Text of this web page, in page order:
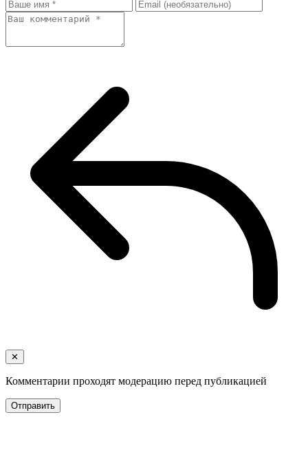
✕
Комментарии проходят модерацию перед публикацией
Отправить